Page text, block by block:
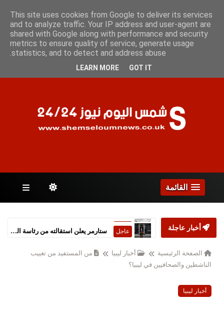
الجمعة 7 أغسطس 2026
الصفحات
القائمة
أخبار عاجلة عاجل
الصفحة الرئيسية أخبار ليبيا
من المستفيد من تغييب
الناشطين والصحافيين في ليبيا؟
أخبار ليبيا
This site uses cookies from Google to deliver its services
and to analyze traffic. Your IP address and user-agent are
shared with Google along with performance and security
metrics to ensure quality of service, generate usage
statistics, and to detect and address abuse.
LEARN MORE GOT IT